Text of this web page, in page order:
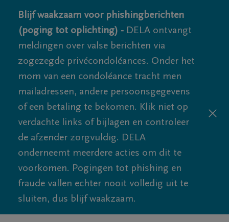
Blijf waakzaam voor phishingberichten
(poging tot oplichting) - DELA ontvangt
meldingen over valse berichten via
zogezegde privécondoléances. Onder het
mom van een condoléance tracht men
mailadressen, andere persoonsgegevens
of een betaling te bekomen. Klik niet op
verdachte links of bijlagen en controleer
de afzender zorgvuldig. DELA
onderneemt meerdere acties om dit te
voorkomen. Pogingen tot phishing en
fraude vallen echter nooit volledig uit te
sluiten, dus blijf waakzaam.